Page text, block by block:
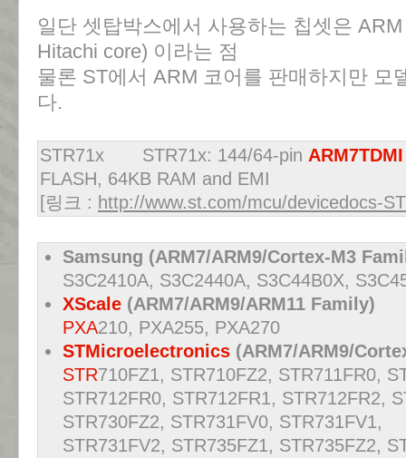
일단 셋탑박스에서 사용하는 칩셋은
Hitachi core) 이라는 점
물론 ST에서 ARM 코어를 판매하지만 모
다.
STR71x STR71x: 144/64-pin
FLASH, 64KB RAM and EMI
[링크 : http://www.st.com/mcu/devicedocs-
Samsung (ARM7/ARM9/Cortex-M3
S3C2410A, S3C2440A, S3C44B0X,
XScale (ARM7/ARM9/ARM11 Family)
PXA210, PXA255, PXA270
STMicroelectronics (ARM7/ARM9/
STR710FZ1, STR710FZ2, STR711FR0,
STR712FR0, STR712FR1, STR712FR2,
STR730FZ2, STR731FV0, STR731FV1,
STR731FV2, STR735FZ1, STR735FZ2,